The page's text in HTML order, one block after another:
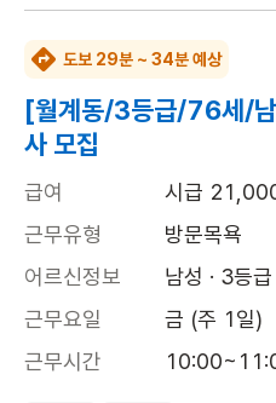
도보 29분 ~ 34분 예상
[월계동/3등급/76세/
사 모집
급여
시급
근무유형
방문목욕
어르신정보
남성 · 3등급
근무요일
금 (주 1일)
근무시간